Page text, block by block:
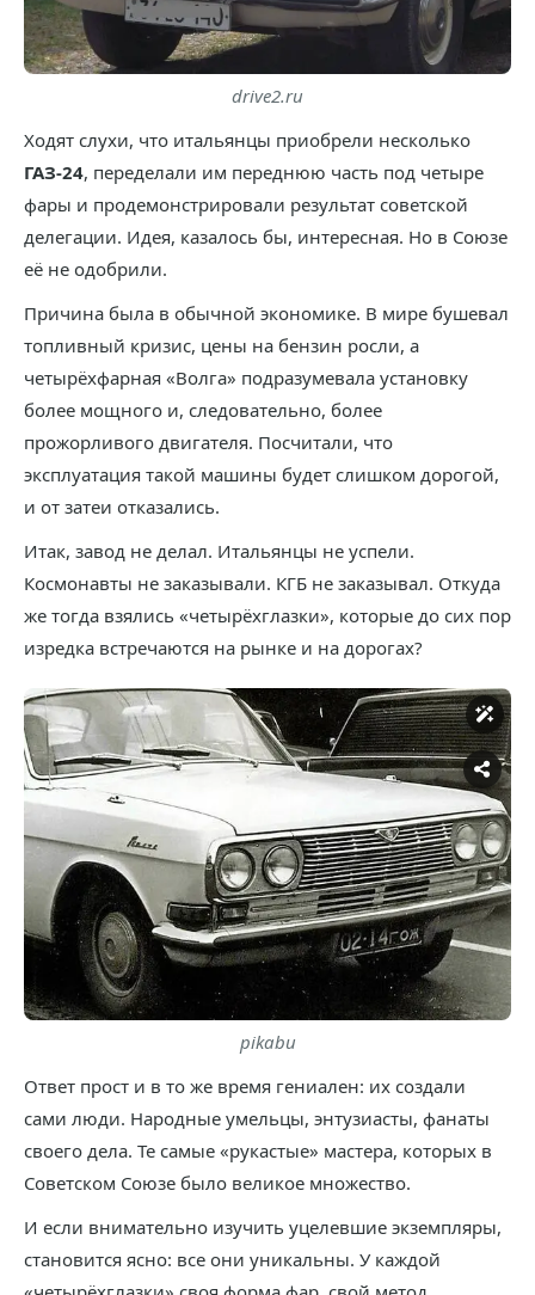
drive2.ru
Ходят слухи, что итальянцы приобрели несколько
ГАЗ-24, переделали им переднюю часть под четыре
фары и продемонстрировали результат советской
делегации. Идея, казалось бы, интересная. Но в Союзе
её не одобрили.
Причина была в обычной экономике. В мире бушевал
топливный кризис, цены на бензин росли, а
четырёхфарная «Волга» подразумевала установку
более мощного и, следовательно, более
прожорливого двигателя. Посчитали, что
эксплуатация такой машины будет слишком дорогой,
и от затеи отказались.
Итак, завод не делал. Итальянцы не успели.
Космонавты не заказывали. КГБ не заказывал. Откуда
же тогда взялись «четырёхглазки», которые до сих пор
изредка встречаются на рынке и на дорогах?
pikabu
Ответ прост и в то же время гениален: их создали
сами люди. Народные умельцы, энтузиасты, фанаты
своего дела. Те самые «рукастые» мастера, которых в
Советском Союзе было великое множество.
И если внимательно изучить уцелевшие экземпляры,
становится ясно: все они уникальны. У каждой